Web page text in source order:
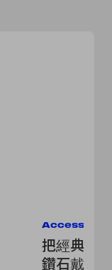
把經典的
鑽石戴在